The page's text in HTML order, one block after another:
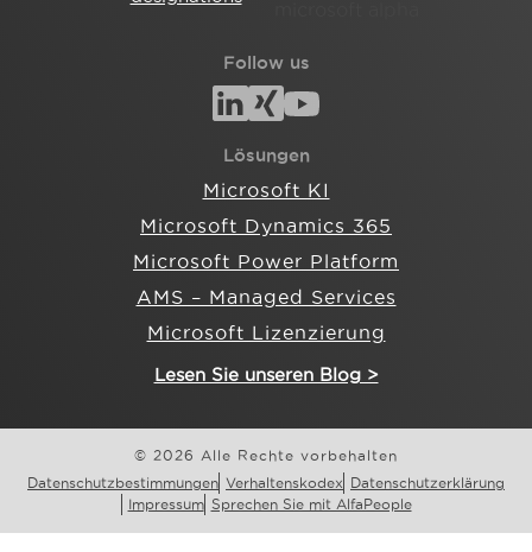
Follow us
Lösungen
Microsoft KI
Microsoft Dynamics 365
Microsoft Power Platform
AMS – Managed Services
Microsoft Lizenzierung
Lesen Sie unseren Blog >
© 2026 Alle Rechte vorbehalten
Datenschutzbestimmungen Verhaltenskodex
Datenschutzerklärung
Impressum Sprechen Sie mit AlfaPeople